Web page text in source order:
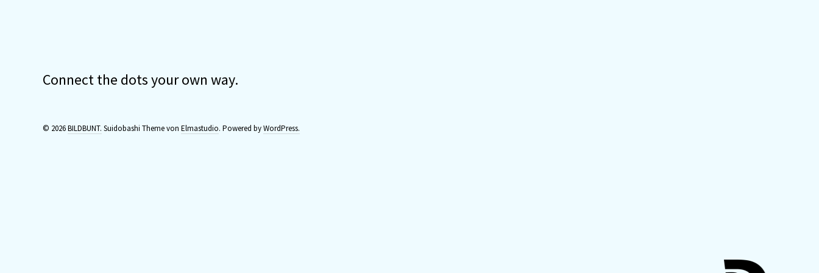
Connect the dots your own way.
© 2026BILDBUNT. Suidobashi Theme von Elmastudio. Powered byWordPress.